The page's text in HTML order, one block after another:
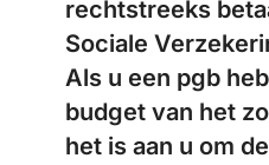
rechtstreeks
Sociale
Als u een pgb
budget van het
het is aan u om